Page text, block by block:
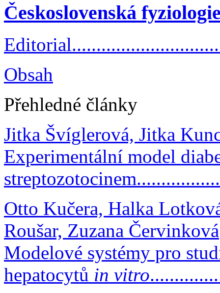
Československá
Obsah
Přehledné články
Jitka Švíglerová, Jitka
Experimentální model
Otto Kučera, Halka
Roušar, Zuzana Červinková
Modelové systémy pro
hepatocytů in vitro